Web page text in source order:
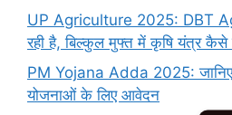
UP Agriculture 2025: DBT
रही है, बिल्कुल मुफ्त में कृषि यंत्र
PM Yojana Adda 2025:
योजनाओं के लिए आवेदन